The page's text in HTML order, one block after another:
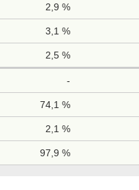
2,9 %
3,1 %
2,5 %
-
74,1 %
2,1 %
97,9 %